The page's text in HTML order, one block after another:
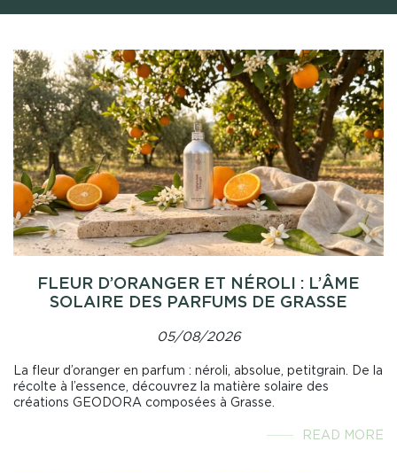
FLEUR D’ORANGER ET NÉROLI : L’ÂME
SOLAIRE DES PARFUMS DE GRASSE
05/08/2026
La fleur d’oranger en parfum : néroli, absolue, petitgrain. De la
récolte à l’essence, découvrez la matière solaire des
créations GEODORA composées à Grasse.
READ MORE